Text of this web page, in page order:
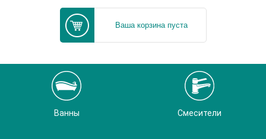
Ваша корзина пуста
Ванны Смесители